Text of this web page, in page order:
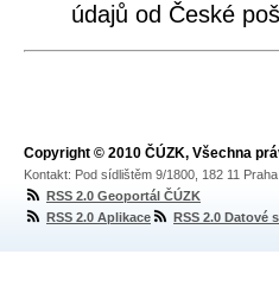
údajů od České
Copyright © 2010 ČÚZK, Všechna
Kontakt: Pod sídlištěm 9/1800, 182 11
RSS 2.0 Geoportál ČÚZK
RSS 2.0 Aplikace
RSS 2.0 Datové